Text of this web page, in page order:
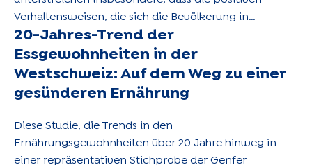
Verhaltensweisen, die sich die Bevölkerung in
entwickelten Ländern wie der Schweiz angeeignet
hat, die potenziellen negativen Auswirkungen der
Pandemie ausgleichen könnten.
20-Jahres-Trend der
Essgewohnheiten in der
Westschweiz: Auf dem Weg zu einer
gesünderen Ernährung
Diese Studie, die Trends in den
Ernährungsgewohnheiten über 20 Jahre hinweg in
einer repräsentativen Stichprobe der Genfer